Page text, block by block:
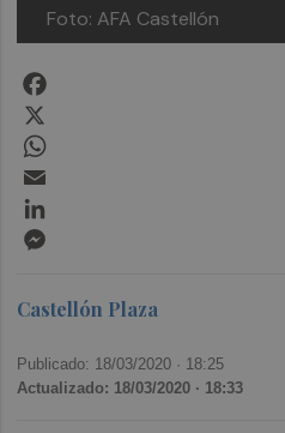
Foto: AFA Castellón
Castellón Plaza
Publicado: 18/03/2020 · 18:25
Actualizado: 18/03/2020 · 18:33